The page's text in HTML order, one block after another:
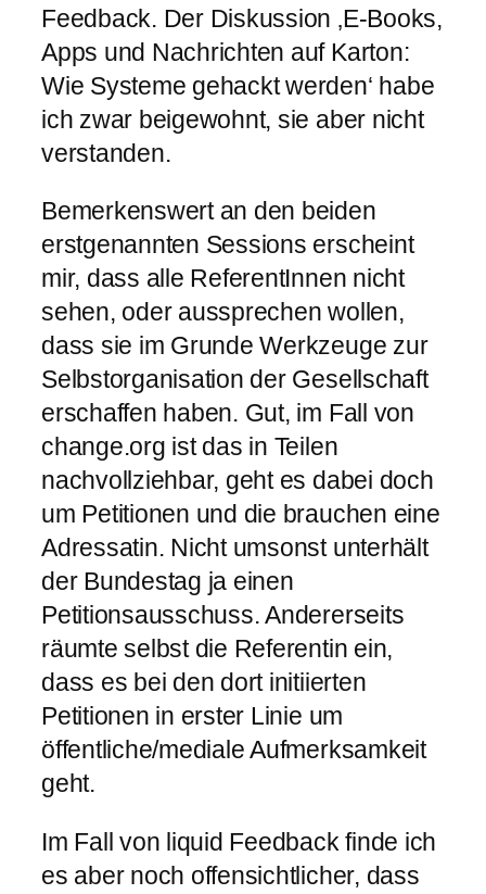
Feedback. Der Diskussion ‚E-Books,
Apps und Nachrichten auf Karton:
Wie Systeme gehackt werden‘ habe
ich zwar beigewohnt, sie aber nicht
verstanden.
Bemerkenswert an den beiden
erstgenannten Sessions erscheint
mir, dass alle ReferentInnen nicht
sehen, oder aussprechen wollen,
dass sie im Grunde Werkzeuge zur
Selbstorganisation der Gesellschaft
erschaffen haben. Gut, im Fall von
change.org ist das in Teilen
nachvollziehbar, geht es dabei doch
um Petitionen und die brauchen eine
Adressatin. Nicht umsonst unterhält
der Bundestag ja einen
Petitionsausschuss. Andererseits
räumte selbst die Referentin ein,
dass es bei den dort initiierten
Petitionen in erster Linie um
öffentliche/mediale Aufmerksamkeit
geht.
Im Fall von liquid Feedback finde ich
es aber noch offensichtlicher, dass